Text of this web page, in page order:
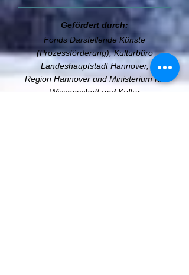
Gefördert durch:
Fonds Darstellende Künste
(Prozessförderung), Kulturbüro
Landeshauptstadt Hannover,
Region Hannover und Ministerium für
Wissenschaft und Kultur